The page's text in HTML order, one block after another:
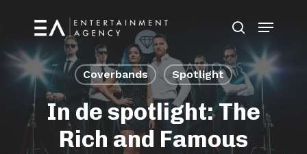
main
content
Menu
Coverbands Spotlight
In de spotlight: The
Rich and Famous